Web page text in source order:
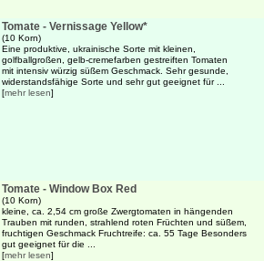
Tomate - Vernissage Yellow*
(10 Korn)
Eine produktive, ukrainische Sorte mit kleinen,
golfballgroßen, gelb-cremefarben gestreiften Tomaten
mit intensiv würzig süßem Geschmack. Sehr gesunde,
widerstandsfähige Sorte und sehr gut geeignet für ...
[mehr lesen]
Tomate - Window Box Red
(10 Korn)
kleine, ca. 2,54 cm große Zwergtomaten in hängenden
Trauben mit runden, strahlend roten Früchten und süßem,
fruchtigen Geschmack Fruchtreife: ca. 55 Tage Besonders
gut geeignet für die ...
[mehr lesen]